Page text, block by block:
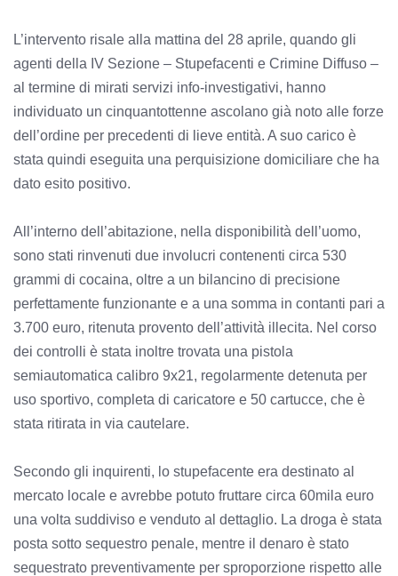
L’intervento risale alla mattina del 28 aprile, quando gli
agenti della IV Sezione – Stupefacenti e Crimine Diffuso –
al termine di mirati servizi info-investigativi, hanno
individuato un cinquantottenne ascolano già noto alle forze
dell’ordine per precedenti di lieve entità. A suo carico è
stata quindi eseguita una perquisizione domiciliare che ha
dato esito positivo.
All’interno dell’abitazione, nella disponibilità dell’uomo,
sono stati rinvenuti due involucri contenenti circa 530
grammi di cocaina, oltre a un bilancino di precisione
perfettamente funzionante e a una somma in contanti pari a
3.700 euro, ritenuta provento dell’attività illecita. Nel corso
dei controlli è stata inoltre trovata una pistola
semiautomatica calibro 9x21, regolarmente detenuta per
uso sportivo, completa di caricatore e 50 cartucce, che è
stata ritirata in via cautelare.
Secondo gli inquirenti, lo stupefacente era destinato al
mercato locale e avrebbe potuto fruttare circa 60mila euro
una volta suddiviso e venduto al dettaglio. La droga è stata
posta sotto sequestro penale, mentre il denaro è stato
sequestrato preventivamente per sproporzione rispetto alle